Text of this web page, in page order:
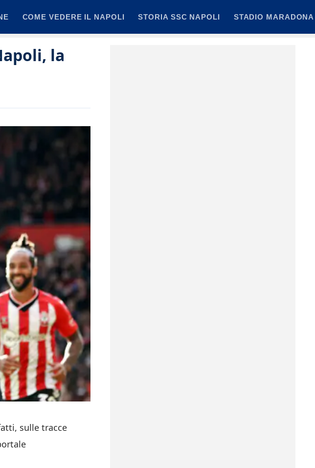
COME VEDERE IL NAPOLI STORIA SSC NAPOLI STADIO MARADONA
la
sulle tracce